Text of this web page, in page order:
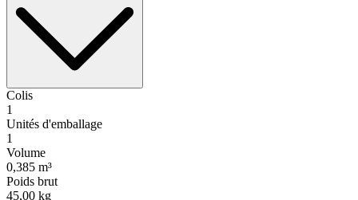
Colis
1
Unités d'emballage
1
Volume
0,385 m³
Poids brut
45,00 kg